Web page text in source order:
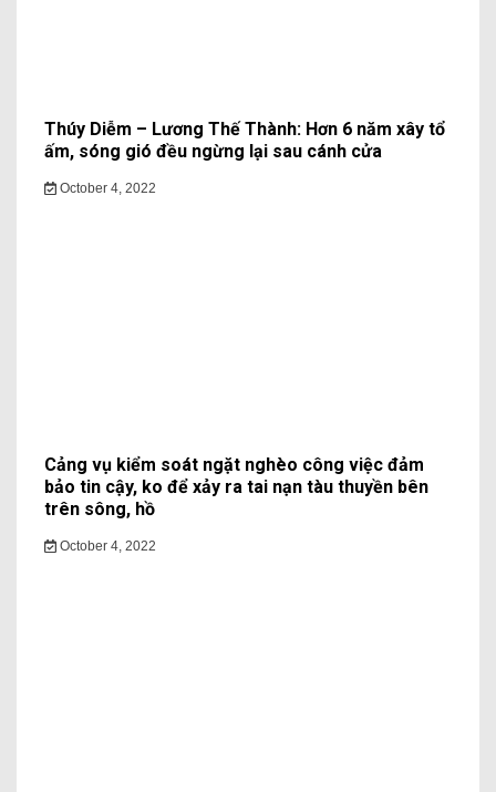
Thúy Diễm – Lương Thế Thành: Hơn 6 năm xây tổ
ấm, sóng gió đều ngừng lại sau cánh cửa
October 4, 2022
Cảng vụ kiểm soát ngặt nghèo công việc đảm
bảo tin cậy, ko để xảy ra tai nạn tàu thuyền bên
trên sông, hồ
October 4, 2022